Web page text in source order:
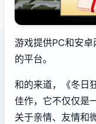
游戏提供PC和安
的平台。
和的来道，《冬日
佳作​​，它不仅仅是
关于亲情、友情和